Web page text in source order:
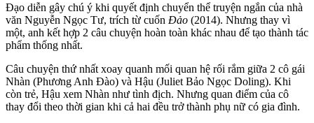
Đạo diễn gây chú ý khi quyết định chuyển thể truyện ngắn của nhà
văn Nguyễn Ngọc Tư, trích từ cuốn Đảo (2014). Nhưng thay vì
một, anh kết hợp 2 câu chuyện hoàn toàn khác nhau để tạo thành tác
phẩm thống nhất.
Câu chuyện thứ nhất xoay quanh mối quan hệ rối rắm giữa 2 cô gái
Nhàn (Phương Anh Đào) và Hậu (Juliet Bảo Ngọc Doling). Khi
còn trẻ, Hậu xem Nhàn như tình địch. Nhưng quan điểm của cô
thay đổi theo thời gian khi cả hai đều trở thành phụ nữ có gia đình.